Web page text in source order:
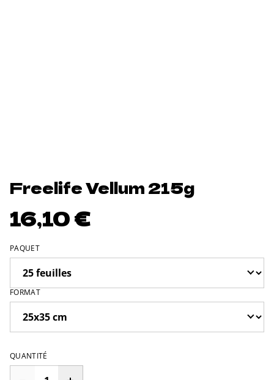
Freelife Vellum 215g
16,10 €
PAQUET
FORMAT
QUANTITÉ